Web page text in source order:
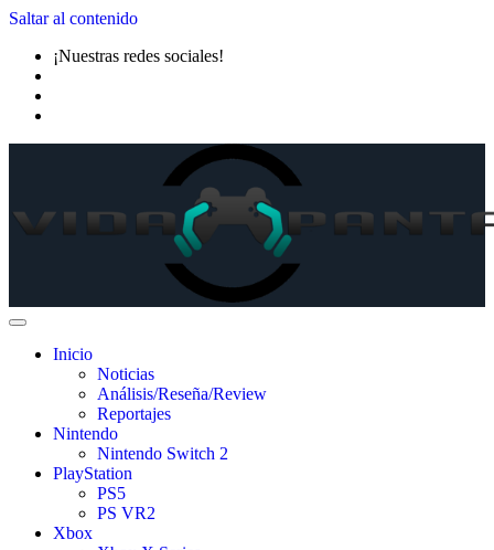
Saltar al contenido
¡Nuestras redes sociales!
Inicio
Noticias
Análisis/Reseña/Review
Reportajes
Nintendo
Nintendo Switch 2
PlayStation
PS5
PS VR2
Xbox